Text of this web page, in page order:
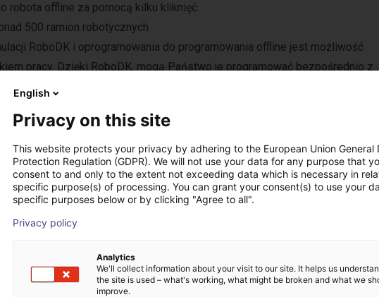
robota offline za pomocą kilku kliknięć
500 ramion robotycznych
RoboDK i oprogramowania do programowania offline jest możliwość
pracy. Dzięki RoboDK, mogą Państwo je programować bezpośrednio z
spowodowanych programowaniem w hali produkcyjnej.
Produkty od RoboDK
English
Privacy on this site
This website protects your privacy by adhering to the European Union General
Protection Regulation (GDPR). We will not use your data for any purpose that
consent to and only to the extent not exceeding data which is necessary in
specific purpose(s) of processing. You can grant your consent(s) to use your
specific purposes below or by clicking "Agree to all".
Privacy policy
Analytics
We'll collect information about your visit to our site. It helps us
the site is used – what's working, what might be broken and what we
improve.